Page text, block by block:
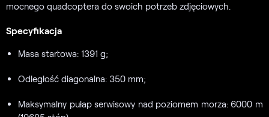
mocnego quadcoptera do swoich potrzeb zdjęciowych.
Specyfikacja
Masa startowa: 1391 g;
Odległość diagonalna: 350 mm;
Maksymalny pułap serwisowy nad poziomem morza: 6000 m